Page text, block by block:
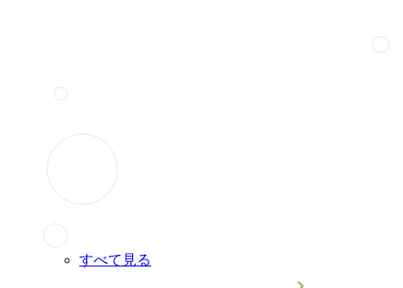
すべて見る